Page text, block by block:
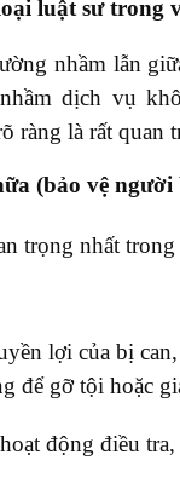
luật sư trong
nhầm lẫn
dịch vụ
ràng là rất quan
(bảo vệ
trọng nhất trong
lợi của bị
để gỡ tội hoặc
động điều tra,